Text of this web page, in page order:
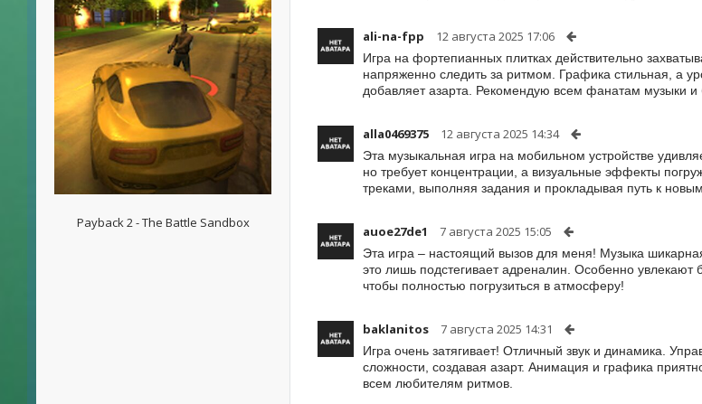
Payback 2 - The Battle Sandbox
ali-na-fpp 12 августа 2025 17:06
Игра на фортепианных плитках действительно
напряженно следить за ритмом. Графика стильная, а
добавляет азарта. Рекомендую всем фанатам музыки и
alla0469375 12 августа 2025 14:34
Эта музыкальная игра на мобильном устройстве
но требует концентрации, а визуальные эффекты
треками, выполняя задания и прокладывая путь к
auoe27de1 7 августа 2025 15:05
Эта игра – настоящий вызов для меня! Музыка
это лишь подстегивает адреналин. Особенно
чтобы полностью погрузиться в атмосферу!
baklanitos 7 августа 2025 14:31
Игра очень затягивает! Отличный звук и динамика.
сложности, создавая азарт. Анимация и графика
всем любителям ритмов.